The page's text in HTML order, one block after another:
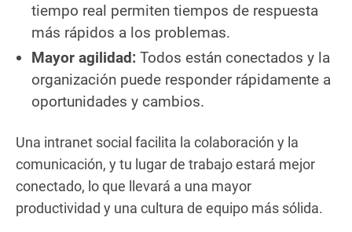
tiempo real permiten tiempos de respuesta
más rápidos a los problemas.
Mayor agilidad: Todos están conectados y la
organización puede responder rápidamente a
oportunidades y cambios.
Una intranet social facilita la colaboración y la
comunicación, y tu lugar de trabajo estará mejor
conectado, lo que llevará a una mayor
productividad y una cultura de equipo más sólida.